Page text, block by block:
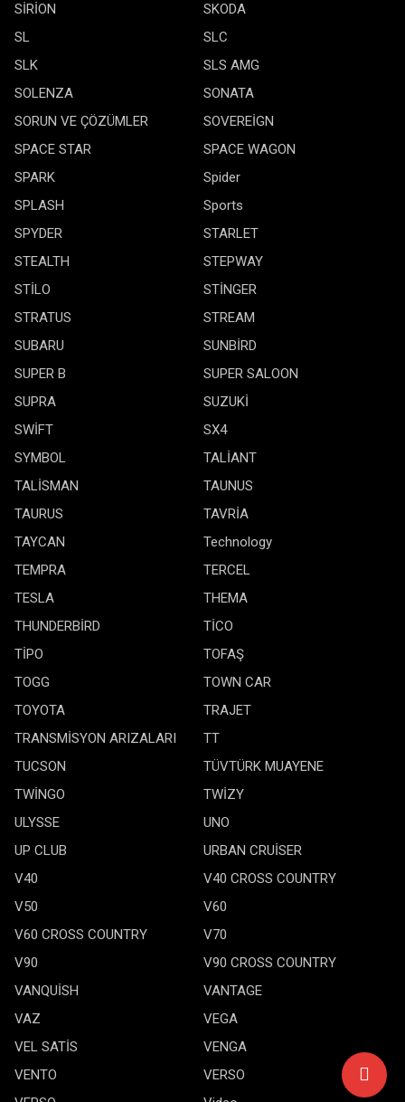
SİRİON
SKODA
SL
SLC
SLK
SLS AMG
SOLENZA
SONATA
SORUN VE ÇÖZÜMLER
SOVEREİGN
SPACE STAR
SPACE WAGON
SPARK
Spider
SPLASH
Sports
SPYDER
STARLET
STEALTH
STEPWAY
STİLO
STİNGER
STRATUS
STREAM
SUBARU
SUNBİRD
SUPER B
SUPER SALOON
SUPRA
SUZUKİ
SWİFT
SX4
SYMBOL
TALİANT
TALİSMAN
TAUNUS
TAURUS
TAVRİA
TAYCAN
Technology
TEMPRA
TERCEL
TESLA
THEMA
THUNDERBİRD
TİCO
TİPO
TOFAŞ
TOGG
TOWN CAR
TOYOTA
TRAJET
TRANSMİSYON ARIZALARI
TT
TUCSON
TÜVTÜRK MUAYENE
TWİNGO
TWİZY
ULYSSE
UNO
UP CLUB
URBAN CRUİSER
V40
V40 CROSS COUNTRY
V50
V60
V60 CROSS COUNTRY
V70
V90
V90 CROSS COUNTRY
VANQUİSH
VANTAGE
VAZ
VEGA
VEL SATİS
VENGA
VENTO
VERSO